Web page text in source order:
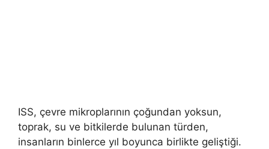
ISS, çevre mikroplarının çoğundan yoksun,
toprak, su ve bitkilerde bulunan türden,
insanların binlerce yıl boyunca birlikte geliştiği.